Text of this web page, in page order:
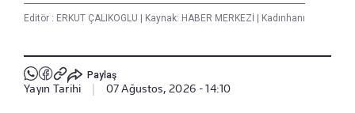
Editör : ERKUT ÇALIKOGLU Kaynak: HABER MERKEZİ Kadınhanı
Paylaş
Yayın Tarihi 07 Ağustos, 2026 - 14:10